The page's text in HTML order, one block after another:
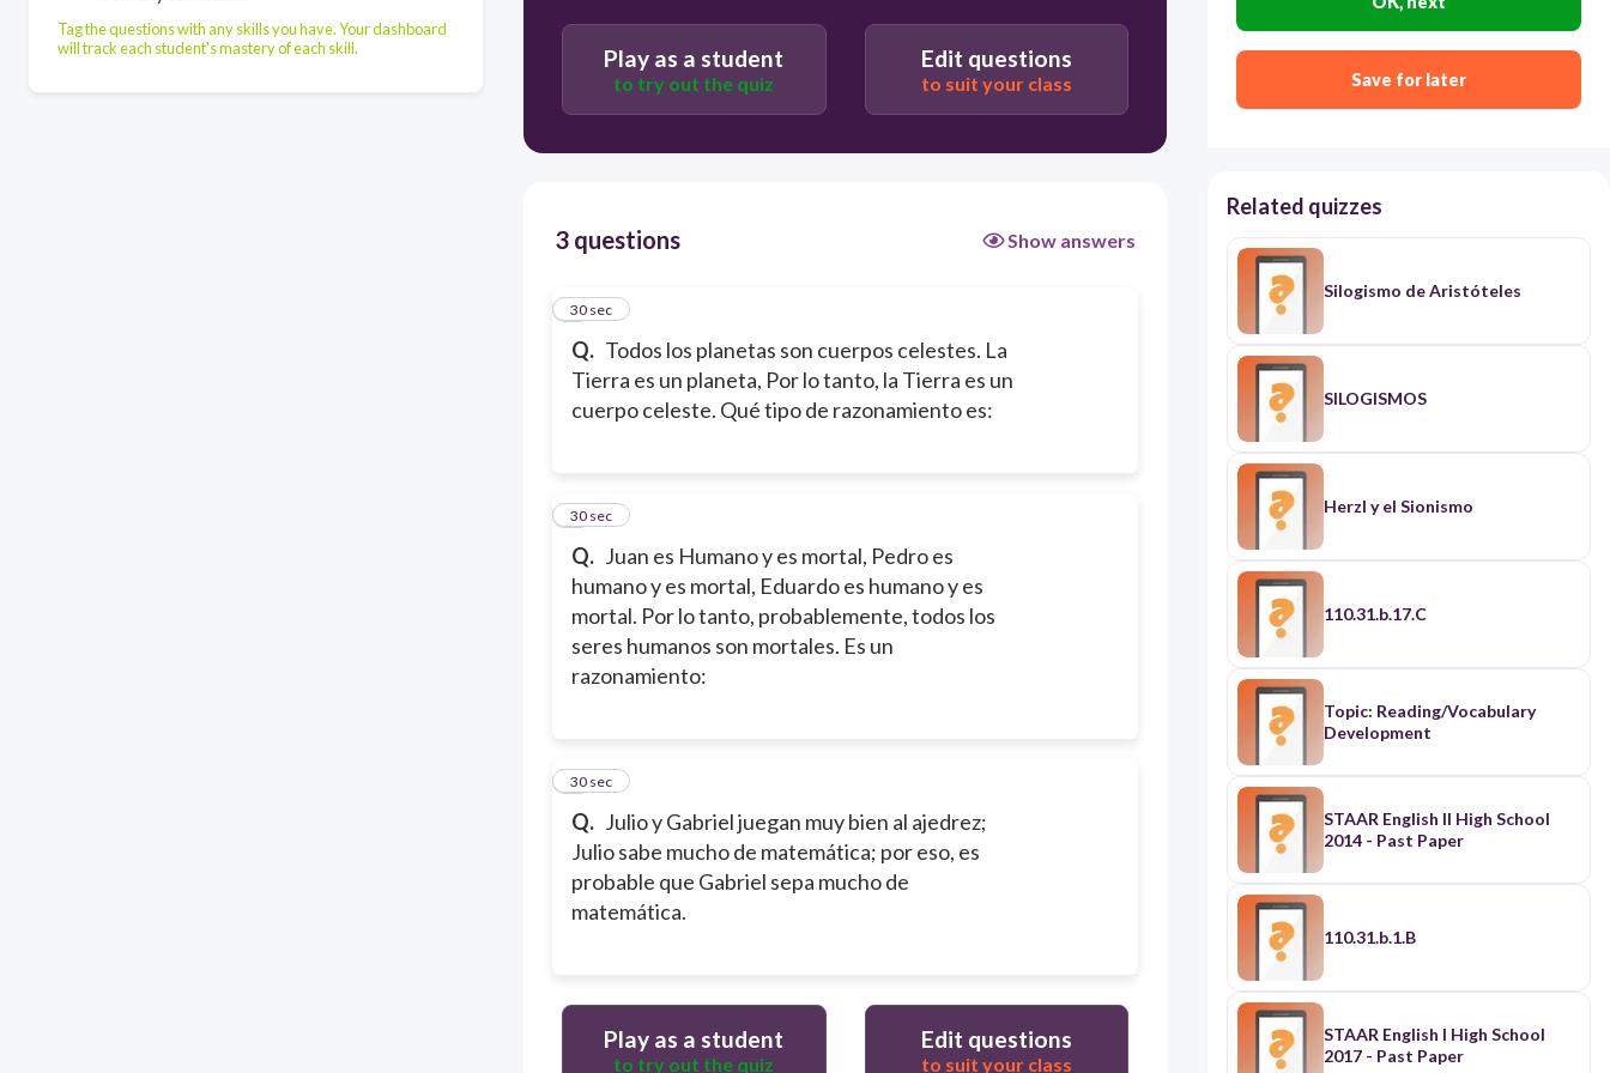
Tag the questions with any skills you have. Your dashboard
will track each student's mastery of each skill.
Play as a student
to try out the quiz
Edit questions
to suit your class
3 questions Show answers
Q. Todos los planetas son cuerpos celestes. La
Tierra es un planeta, Por lo tanto, la Tierra es un
cuerpo celeste. Qué tipo de razonamiento es:
1
30 sec
Q. Juan es Humano y es mortal, Pedro es
humano y es mortal, Eduardo es humano y es
mortal. Por lo tanto, probablemente, todos los
seres humanos son mortales. Es un
razonamiento:
2
30 sec
Q. Julio y Gabriel juegan muy bien al ajedrez;
Julio sabe mucho de matemática; por eso, es
probable que Gabriel sepa mucho de
matemática.
3
30 sec
Play as a student
to try out the quiz
Edit questions
to suit your class
Save for later
Related quizzes
Silogismo de Aristóteles
SILOGISMOS
Herzl y el Sionismo
110.31.b.17.C
Topic: Reading/Vocabulary
Development
STAAR English II High School
2014 - Past Paper
110.31.b.1.B
STAAR English I High School
2017 - Past Paper